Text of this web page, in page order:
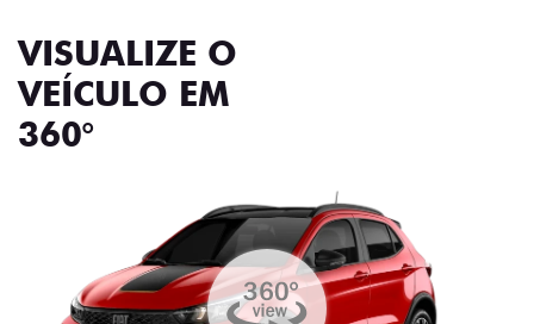
VISUALIZE O
VEÍCULO EM
360°